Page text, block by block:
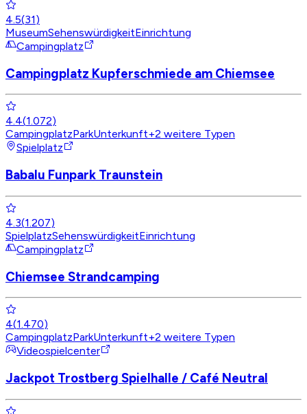
4.5(31)
MuseumSehenswürdigkeitEinrichtung
Campingplatz
Campingplatz Kupferschmiede am Chiemsee
4.4(1.072)
CampingplatzParkUnterkunft+2 weitere Typen
Spielplatz
Babalu Funpark Traunstein
4.3(1.207)
SpielplatzSehenswürdigkeitEinrichtung
Campingplatz
Chiemsee Strandcamping
4(1.470)
CampingplatzParkUnterkunft+2 weitere Typen
Videospielcenter
Jackpot Trostberg Spielhalle / Café Neutral